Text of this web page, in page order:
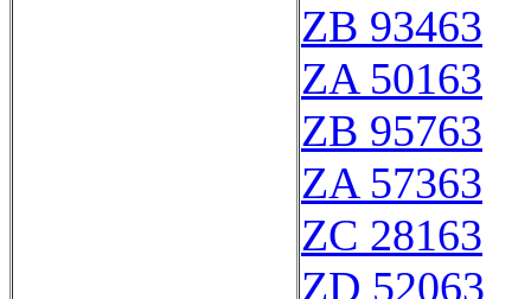
ZB 93463
ZA 50163
ZB 95763
ZA 57363
ZC 28163
ZD 52063